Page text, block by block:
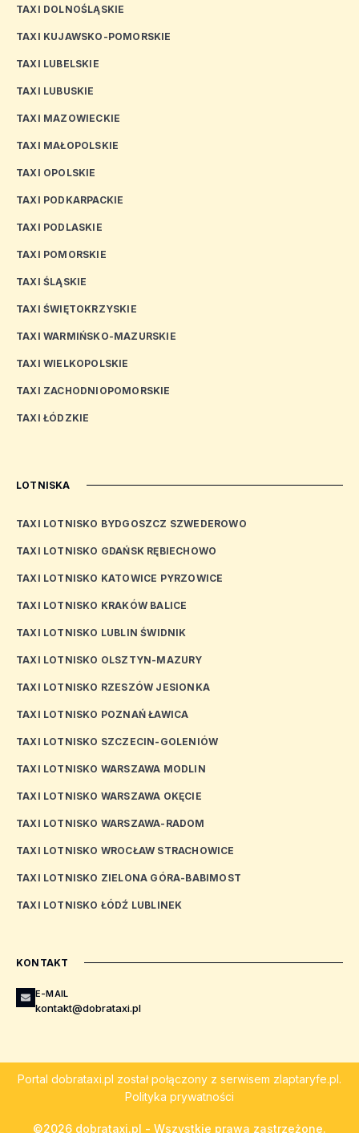
TAXI DOLNOŚLĄSKIE
TAXI KUJAWSKO-POMORSKIE
TAXI LUBELSKIE
TAXI LUBUSKIE
TAXI MAZOWIECKIE
TAXI MAŁOPOLSKIE
TAXI OPOLSKIE
TAXI PODKARPACKIE
TAXI PODLASKIE
TAXI POMORSKIE
TAXI ŚLĄSKIE
TAXI ŚWIĘTOKRZYSKIE
TAXI WARMIŃSKO-MAZURSKIE
TAXI WIELKOPOLSKIE
TAXI ZACHODNIOPOMORSKIE
TAXI ŁÓDZKIE
LOTNISKA
TAXI LOTNISKO BYDGOSZCZ SZWEDEROWO
TAXI LOTNISKO GDAŃSK RĘBIECHOWO
TAXI LOTNISKO KATOWICE PYRZOWICE
TAXI LOTNISKO KRAKÓW BALICE
TAXI LOTNISKO LUBLIN ŚWIDNIK
TAXI LOTNISKO OLSZTYN-MAZURY
TAXI LOTNISKO RZESZÓW JESIONKA
TAXI LOTNISKO POZNAŃ ŁAWICA
TAXI LOTNISKO SZCZECIN-GOLENIÓW
TAXI LOTNISKO WARSZAWA MODLIN
TAXI LOTNISKO WARSZAWA OKĘCIE
TAXI LOTNISKO WARSZAWA-RADOM
TAXI LOTNISKO WROCŁAW STRACHOWICE
TAXI LOTNISKO ZIELONA GÓRA-BABIMOST
TAXI LOTNISKO ŁÓDŹ LUBLINEK
KONTAKT
E-MAIL
kontakt@dobrataxi.pl
Portal dobrataxi.pl został połączony z serwisem zlaptaryfe.pl.
Polityka prywatności
©2026 dobrataxi.pl - Wszystkie prawa zastrzeżone.